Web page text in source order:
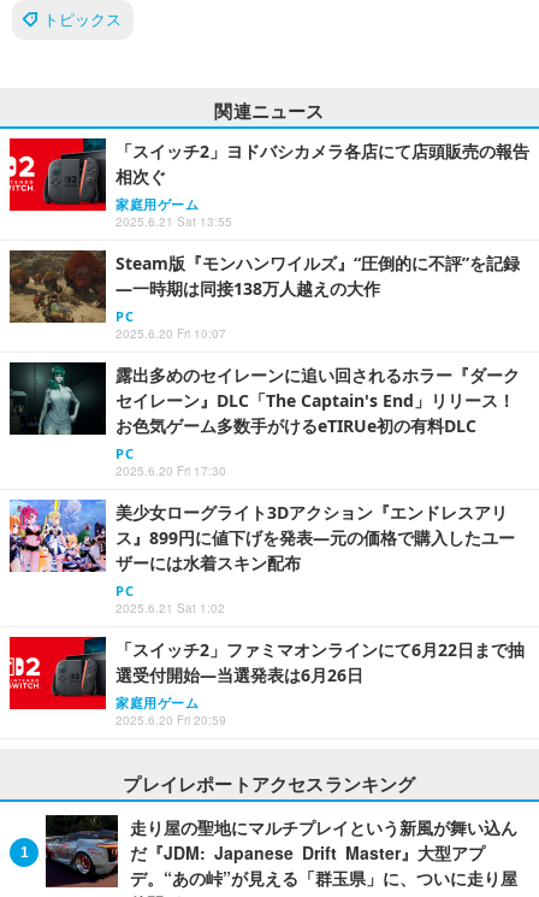
トピックス
関連ニュース
「スイッチ2」ヨドバシカメラ各店にて店頭販売の報告
相次ぐ
家庭用ゲーム
2025.6.21 Sat 13:55
Steam版『モンハンワイルズ』“圧倒的に不評”を記録
―一時期は同接138万人越えの大作
PC
2025.6.20 Fri 10:07
露出多めのセイレーンに追い回されるホラー『ダーク
セイレーン』DLC「The Captain's End」リリース！
お色気ゲーム多数手がけるeTIRUe初の有料DLC
PC
2025.6.20 Fri 17:30
美少女ローグライト3Dアクション『エンドレスアリ
ス』899円に値下げを発表―元の価格で購入したユー
ザーには水着スキン配布
PC
2025.6.21 Sat 1:02
「スイッチ2」ファミマオンラインにて6月22日まで抽
選受付開始―当選発表は6月26日
家庭用ゲーム
2025.6.20 Fri 20:59
プレイレポートアクセスランキング
走り屋の聖地にマルチプレイという新風が舞い込ん
だ『JDM: Japanese Drift Master』大型アプ
デ。“あの峠”が見える「群玉県」に、ついに走り屋